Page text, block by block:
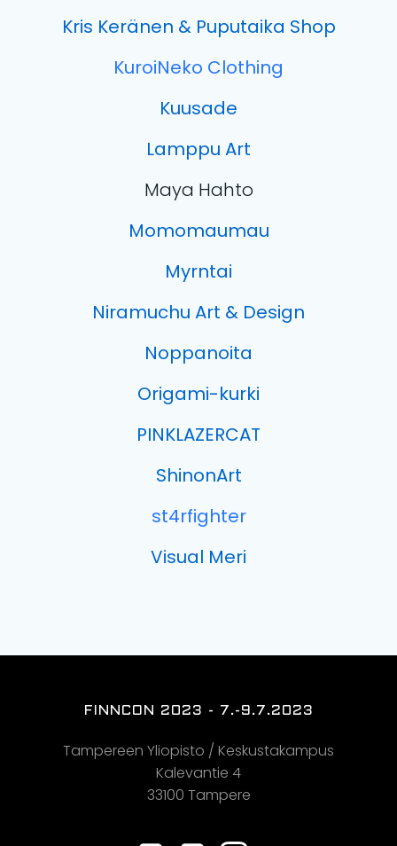
Kris Keränen & Puputaika Shop
KuroiNeko Clothing
Kuusade
Lamppu Art
Maya Hahto
Momomaumau
Myrntai
Niramuchu Art & Design
Noppanoita
Origami-kurki
PINKLAZERCAT
ShinonArt
st4rfighter
Visual Meri
FINNCON 2023 - 7.-9.7.2023
Tampereen Yliopisto / Keskustakampus
Kalevantie 4
33100 Tampere